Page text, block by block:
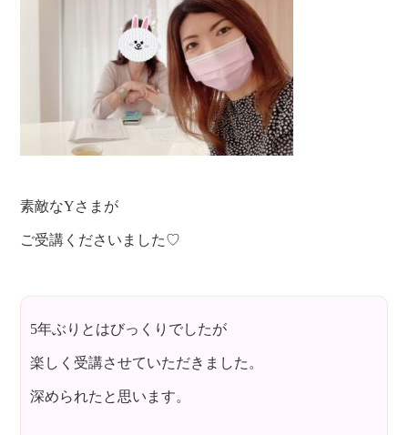
素敵なYさまが
ご受講くださいました♡
5年ぶりとはびっくりでしたが
楽しく受講させていただきました。
深められたと思います。